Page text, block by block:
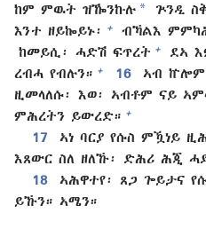
ከም ምዉት ዝዀንኩሉ * ጕንዲ
እንተ ዘይኰይኑ፡
+ ብኻልእ
ከመይሲ፡ ሓድሽ ፍጥረት +
ደኣ
ረብሓ የብሉን። + 16
ኣብ ኵሎም
ዚመላለሱ፡ እወ፡ ኣብቶም ናይ
ምሕረትን ይውረድ። +
17
ኣነ ባርያ የሱስ ምዃነይ
እጸውር ስለ ዘለኹ፡ ድሕሪ ሕጂ ሓደ
18
ኣሕዋተየ፡ ጸጋ ጐይታና
ይኹን። ኣሜን።